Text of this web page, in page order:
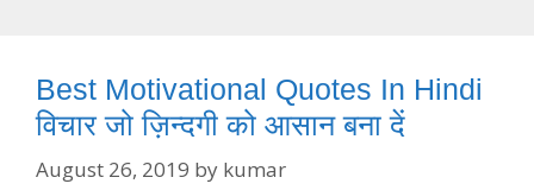
Best Motivational Quotes In Hindi
विचार जो ज़िन्दगी को आसान बना दें
August 26, 2019 by kumar